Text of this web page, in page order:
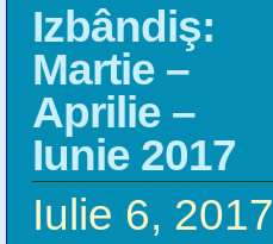
Izbândiş:
Martie –
Aprilie –
Iunie 2017
Iulie 6, 2017